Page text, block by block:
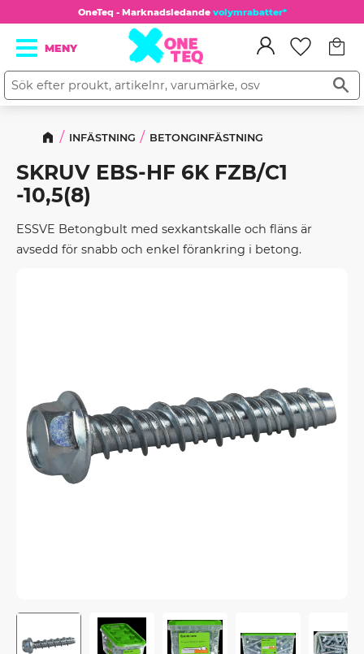
Meny
OneTeq - Marknadsledande volymrabatter*
INFÄSTNING BETONGINFÄSTNING
SKRUV EBS-HF 6K FZB/C1
-10,5(8)
ESSVE Betongbult med sexkantskalle och fläns är
avsedd för snabb och enkel förankring i betong.